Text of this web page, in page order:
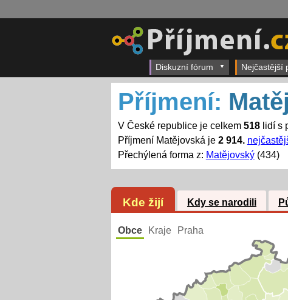
Diskuzní fórum Nejčastější
Příjmení:
V České republice je celkem 518lidí s
Příjmení Matějovská je 2 914.
Přechýlená forma z: Matějovský(434)
Kde žijí Kdy se narodili
Obce Kraje Praha